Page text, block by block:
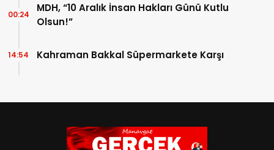
MDH, “10 Aralık İnsan Hakları Günü Kutlu
Olsun!”
00:24
Kahraman Bakkal Süpermarkete Karşı
14:54